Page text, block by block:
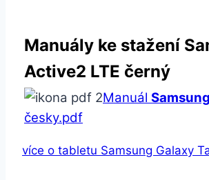
Manuály ke stažení
Active2 LTE černý
Manuál
česky.pdf
více o tabletu Samsung Galaxy